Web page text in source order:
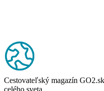
Cestovateľský magazín
celého sveta